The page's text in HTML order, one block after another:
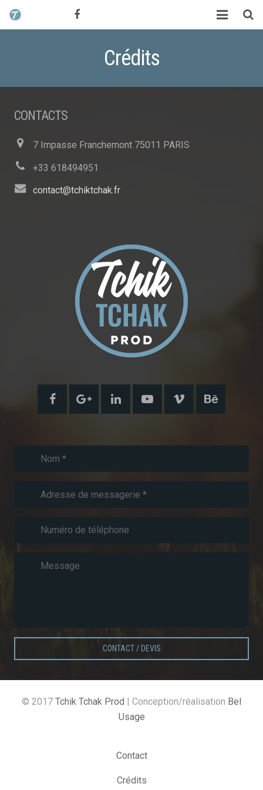
ALEX HALIMI
Crédits
CONTACTS
7 Impasse Franchemont 75011 PARIS
+33 618494951
contact@tchiktchak.fr
CONTACT / DEVIS
© 2017 Tchik Tchak Prod | Conception/réalisation Bel
Usage
Contact
Crédits